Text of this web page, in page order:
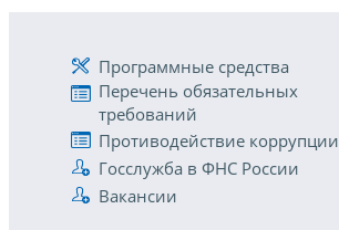
Программные средства
Перечень обязательных
требований
Противодействие коррупции
Госслужба в ФНС России
Вакансии